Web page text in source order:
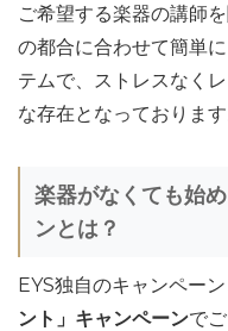
ご希望する楽器の講師
の都合に合わせて簡単
テムで、ストレスなく
な存在となっております
楽器がなくても始
ンとは？
EYS独自のキャンペー
ント」キャンペーンで